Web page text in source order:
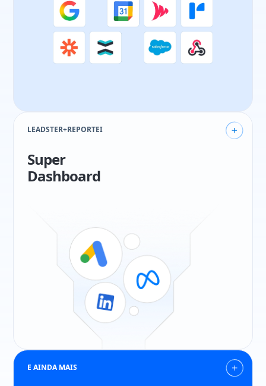
Juliana Costa
Analista de marketing
LEADSTER+REPORTEI
Super
Dashboard
E AINDA MAIS